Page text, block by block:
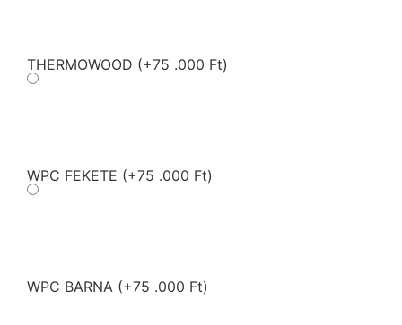
THERMOWOOD (+75 .000 Ft)
WPC FEKETE (+75 .000 Ft)
WPC BARNA (+75 .000 Ft)